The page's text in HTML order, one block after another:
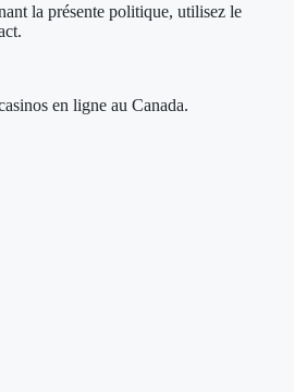
la présente politique, utilisez le
en ligne au Canada.